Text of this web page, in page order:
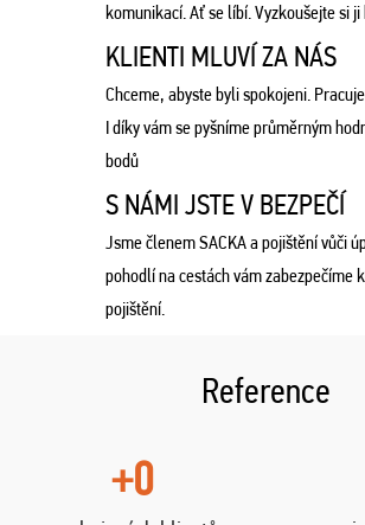
komunikací. Ať se líbí. Vyzkoušejte si
KLIENTI MLUVÍ ZA NÁS
Chceme, abyste byli spokojeni.
I díky vám se pyšníme průměrným
bodů
S NÁMI JSTE V BEZPEČÍ
Jsme členem SACKA a pojištění vůči
pohodlí na cestách vám zabezpečíme
pojištění.
Reference
+0